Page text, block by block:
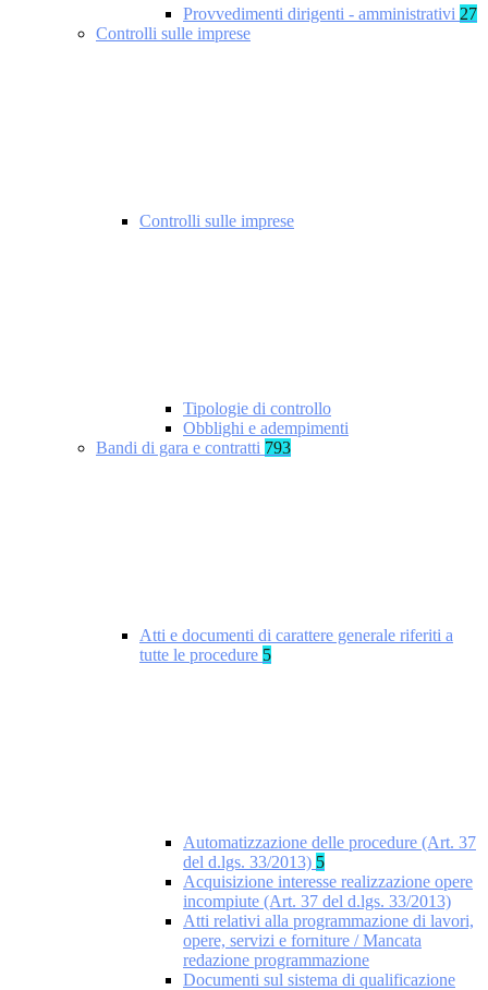
Provvedimenti dirigenti - amministrativi 27
Controlli sulle imprese
Controlli sulle imprese
Tipologie di controllo
Obblighi e adempimenti
Bandi di gara e contratti 793
Atti e documenti di carattere generale riferiti a
tutte le procedure 5
Automatizzazione delle procedure (Art. 37
del d.lgs. 33/2013) 5
Acquisizione interesse realizzazione opere
incompiute (Art. 37 del d.lgs. 33/2013)
Atti relativi alla programmazione di lavori,
opere, servizi e forniture / Mancata
redazione programmazione
Documenti sul sistema di qualificazione